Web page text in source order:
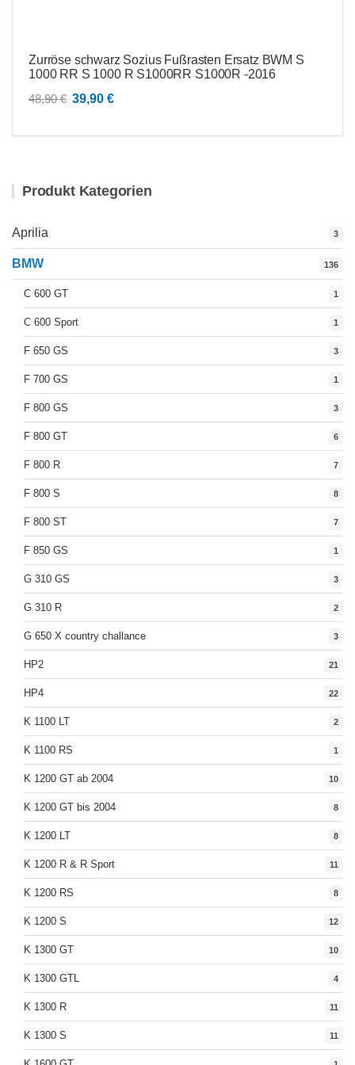
Zurröse schwarz Sozius Fußrasten Ersatz BWM S
1000 RR S 1000 R S1000RR S1000R -2016
48,90€ Ursprünglicher
war:
39,90 €Aktueller
ist:
Produkt Kategorien
Aprilia 3
BMW 136
C 600 GT 1
C 600 Sport 1
F 650 GS 3
F 700 GS 1
F 800 GS 3
F 800 GT 6
F 800 R 7
F 800 S 8
F 800 ST 7
F 850 GS 1
G 310 GS 3
G 310 R 2
G 650 X country challance 3
HP2 21
HP4 22
K 1100 LT 2
K 1100 RS 1
K 1200 GT ab 2004 10
K 1200 GT bis 2004 8
K 1200 LT 8
K 1200 R & R Sport 11
K 1200 RS 8
K 1200 S 12
K 1300 GT 10
K 1300 GTL 4
K 1300 R 11
K 1300 S 11